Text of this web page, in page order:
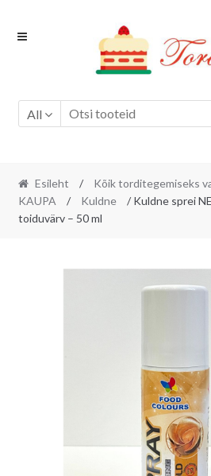
Skip
Skip
All
Esileht /
Kõik torditegemiseks
KAUPA
/ Kuldne
/ Kuldne sprei
toiduvärv – 50 ml